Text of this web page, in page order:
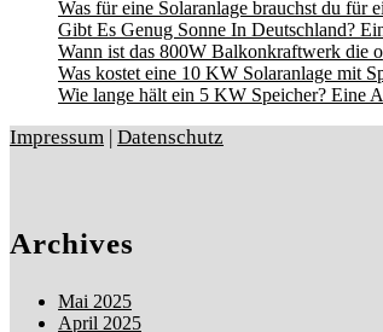
Was für eine Solaranlage brauchst du für
Gibt Es Genug Sonne In Deutschland?
Wann ist das 800W Balkonkraftwerk die
Was kostet eine 10 KW Solaranlage mit
Wie lange hält ein 5 KW Speicher? Eine
Impressum | Datenschutz
Archives
Mai 2025
April 2025